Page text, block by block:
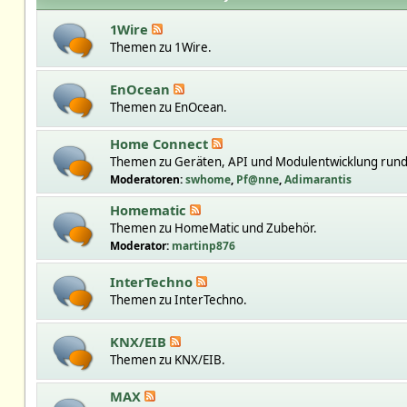
1Wire
Themen zu 1Wire.
EnOcean
Themen zu EnOcean.
Home Connect
Themen zu Geräten, API und Modulentwicklung
Moderatoren:swhome, Pf@nne,Adimarantis
Homematic
Themen zu HomeMatic und Zubehör.
Moderator: martinp876
InterTechno
Themen zu InterTechno.
KNX/EIB
Themen zu KNX/EIB.
MAX